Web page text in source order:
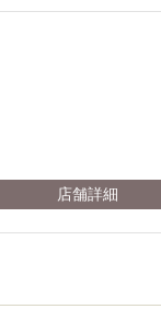
店舗詳細